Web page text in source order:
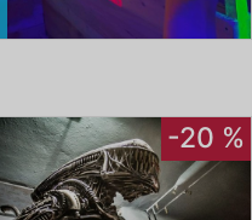
-20 %